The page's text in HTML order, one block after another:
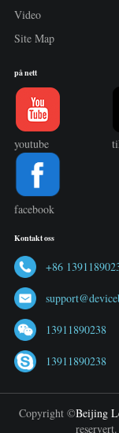
Video
Site Map
på nett
youtube
facebook
Kontakt oss
+86
13911890238
13911890238
Copyright ©Beijing